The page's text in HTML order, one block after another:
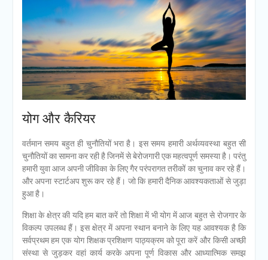
योग और कैरियर
वर्तमान समय बहुत ही चुनौतियों भरा है। इस समय हमारी अर्थव्यवस्था बहुत सी
चुनौतियों का सामना कर रही है जिनमें से बेरोजगारी एक महत्वपूर्ण समस्या है। परंतु
हमारी युवा आज अपनी जीविका के लिए गैर परंपरागत तरीकों का चुनाव कर रहे हैं।
और अपना स्टार्टअप शुरू कर रहे हैं। जो कि हमारी दैनिक आवश्यकताओं से जुड़ा
हुआ है।
शिक्षा के क्षेत्र की यदि हम बात करें तो शिक्षा में भी योग में आज बहुत से रोजगार के
विकल्प उपलब्ध हैं। इस क्षेत्र में अपना स्थान बनाने के लिए यह आवश्यक है कि
सर्वप्रथम हम एक योग शिक्षक प्रशिक्षण पाठ्यक्रम को पूरा करें और किसी अच्छी
संस्था से जुड़कर वहां कार्य करके अपना पूर्ण विकास और आध्यात्मिक समझ